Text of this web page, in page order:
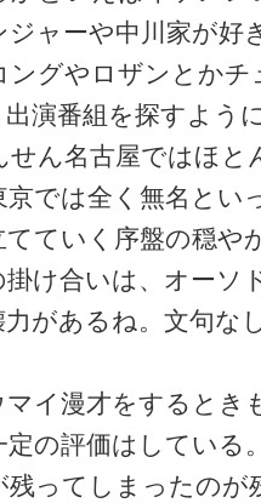
ャーや中川家が好
ングやロザンとかチ
演番組を探すよう
ん名古屋ではほと
では全く無名とい
ていく序盤の穏や
け合いは、オーソ
があるね。文句な
イ漫才をするとき
の評価はしている
ってしまったのが